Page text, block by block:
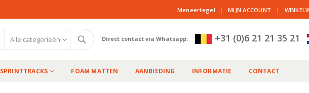
Meneertegel | MIJN ACCOUNT
Alle categorieën Direct contact via Whatsapp: +31 (0)6 21 21 35 21
SPRINTTRACKS FOAM MATTEN AANBIEDING INFORMATIE CONTACT